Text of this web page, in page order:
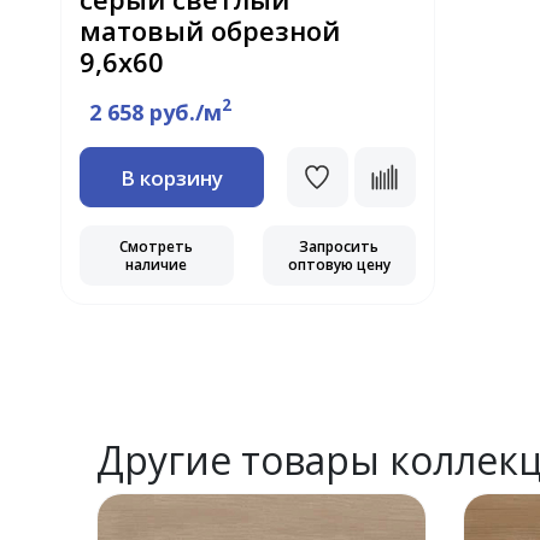
матовый обрезной
9,6х60
2 658 руб./м2
В корзину
Смотреть
наличие
Запросить
оптовую цену
Другие товары